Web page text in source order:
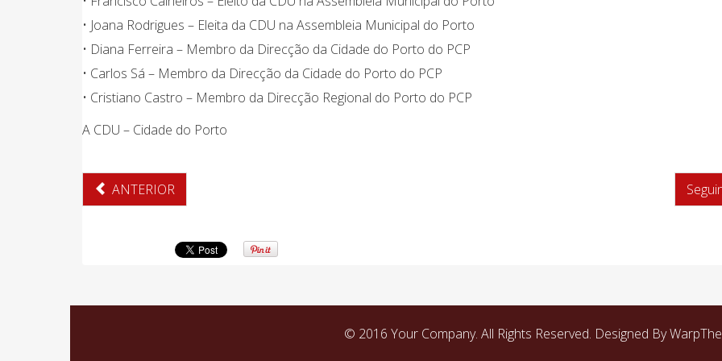
• Joana Rodrigues – Eleita da CDU na Assembleia Municipal do Porto
• Diana Ferreira – Membro da Direcção da Cidade do Porto do PCP
• Carlos Sá – Membro da Direcção da Cidade do Porto do PCP
• Cristiano Castro – Membro da Direcção Regional do Porto do PCP
A CDU – Cidade do Porto
ANTERIOR
© 2016 Your Company. All Rights Reserved. Designed By